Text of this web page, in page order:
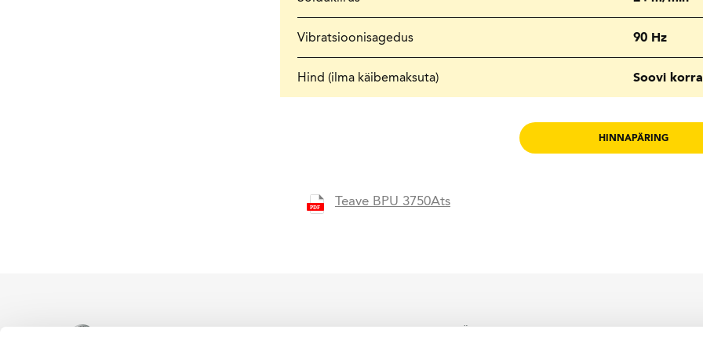
Vibratsioonisagedus 90 Hz
Hind (ilma käibemaksuta) Soovi
HINNAPÄRING
Teave BPU 3750Ats